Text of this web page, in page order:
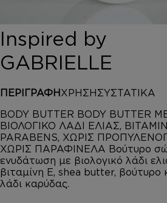
HOROMIA
SPECIAL OFFERS
ΚΑΛΑΘΙ
Inspired by
GABRIELLE
ΠΕΡΙΓΡΑΦΗ ΧΡΗΣΗ ΣΥΣΤΑΤΙΚΑ
BODY BUTTER BODY BUTTER
ΒΙΟΛΟΓΙΚΟ ΛΑΔΙ ΕΛΙΑΣ,
PARABENS, ΧΩΡΙΣ
ΧΩΡΙΣ ΠΑΡΑΦΙΝΕΛΑ Βούτυρο
ενυδάτωση με βιολογικό λάδι
βιταμίνη Ε, shea butter, βούτυρο
λάδι καρύδας.